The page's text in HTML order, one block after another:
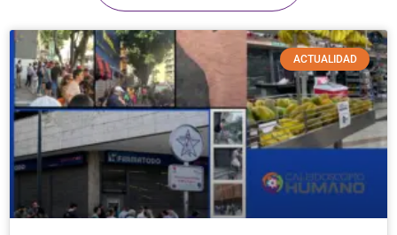
ACTUALIDAD